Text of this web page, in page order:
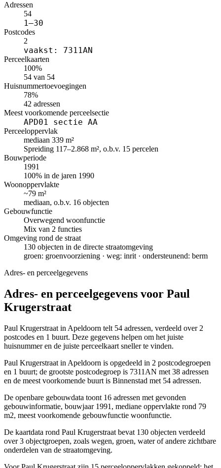
Adressen
54
1–30
Postcodes
2
vaakst: 7311AN
Perceelkaarten
100%
54 van 54
Huisnummertoevoegingen
78%
42 adressen
Meest voorkomende perceelsectie
APD01 sectie AA
Perceeloppervlak
mediaan 339 m²
Spreiding 117–2.868 m², o.b.v. 15 percelen
Bouwperiode
1991
100% in de jaren 1990
Woonoppervlakte
~79 m²
mediaan, o.b.v. 16 objecten
Gebouwfunctie
Overwegend woonfunctie
Mix van 2 functies
Omgeving rond de straat
130 objecten in de directe straatomgeving
groen: groenvoorziening · weg: inrit · ondersteunend: berm
Adres- en perceelgegevens
Adres- en perceelgegevens voor Paul
Krugerstraat
Paul Krugerstraat in Apeldoorn telt 54 adressen, verdeeld over 2
postcodes en 1 buurt. Deze gegevens helpen om het juiste
huisnummer en de juiste perceelkaart sneller te vinden.
Paul Krugerstraat in Apeldoorn is opgedeeld in 2 postcodegroepen
en 1 buurt; de grootste postcodegroep is 7311AN met 38 adressen
en de meest voorkomende buurt is Binnenstad met 54 adressen.
De openbare gebouwdata toont 16 adressen met gevonden
gebouwinformatie, bouwjaar 1991, mediane oppervlakte rond 79
m2, meest voorkomende gebouwfunctie woonfunctie.
De kaartdata rond Paul Krugerstraat bevat 130 objecten verdeeld
over 3 objectgroepen, zoals wegen, groen, water of andere zichtbare
onderdelen van de straatomgeving.